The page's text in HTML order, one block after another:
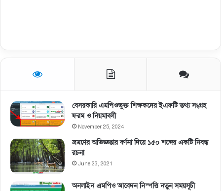
বেসরকারি এমপিওভুক্ত শিক্ষকদের ইএফটি তথ্য সংগ্রহ
ফরম ও নিয়মাবলী
November 25, 2024
ভ্রমণের অভিজ্ঞতার বর্ণনা দিয়ে ১৫০ শব্দের একটি নিবন্ধ
রচনা
June 23, 2021
অনলাইন এমপিও আবেদন নিস্পত্তি নতুন সময়সূচী